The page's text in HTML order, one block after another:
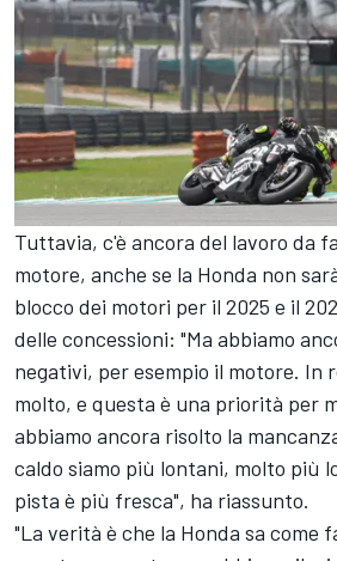
Tuttavia, c'è ancora del lavoro da
motore, anche se la Honda non
blocco dei motori per il 2025 e il
delle concessioni: "Ma abbiamo
negativi, per esempio il motore. In
molto, e questa è una priorità per
abbiamo ancora risolto la
caldo siamo più lontani, molto più
pista è più fresca", ha riassunto.
"La verità è che la Honda sa come